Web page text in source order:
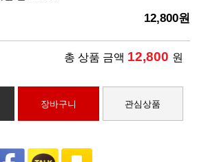
12,800원
총 상품 금액 12,800 원
장바구니 관심상품